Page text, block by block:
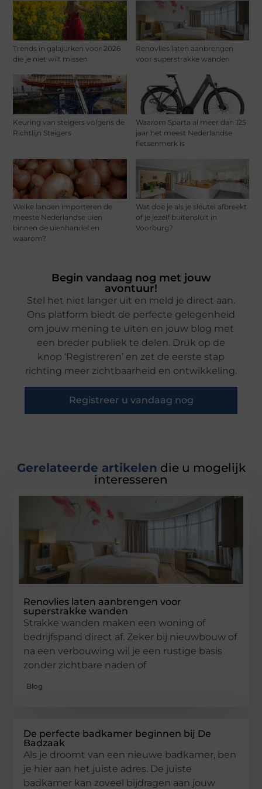
Trends in galajurken voor 2026
die je niet wilt missen
Renovlies laten aanbrengen
voor superstrakke wanden
Keuring van steigers volgens de
Richtlijn Steigers
Waarom Sparta al meer dan 125
jaar het meest Nederlandse
fietsenmerk is
Welke landen importeren de
meeste Nederlandse uien
binnen de uienhandel en
waarom?
Wat doe je als je sleutel afbreekt
of je jezelf buitensluit in
Voorburg?
Begin vandaag nog met jouw
avontuur!
Stel het niet langer uit en meld je direct aan.
Ons platform biedt de perfecte gelegenheid
om jouw mening te uiten en jouw blog met
een breder publiek te delen. Druk op de
knop ‘Registreren’ en zet de eerste stap
richting meer zichtbaarheid en ontwikkeling.
Registreer u vandaag nog
Gerelateerde artikelen die u mogelijk
interesseren
Renovlies laten aanbrengen voor
superstrakke wanden
Strakke wanden maken een woning of
bedrijfspand direct af. Zeker bij nieuwbouw of
na een verbouwing wil je een rustige basis
zonder zichtbare naden of
Blog
De perfecte badkamer beginnen bij De
Badzaak
Als je droomt van een nieuwe badkamer, ben
je hier aan het juiste adres. De juiste
badkamer kan zoveel bijdragen aan jouw